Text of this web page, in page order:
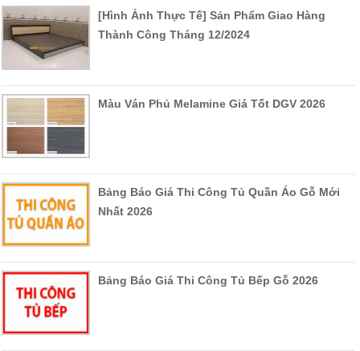
[Hình Ảnh Thực Tế] Sản Phẩm Giao Hàng
Thành Công Tháng 12/2024
Màu Ván Phủ Melamine Giá Tốt DGV 2026
Bảng Báo Giá Thi Công Tủ Quần Áo Gỗ Mới
Nhất 2026
Bảng Báo Giá Thi Công Tủ Bếp Gỗ 2026